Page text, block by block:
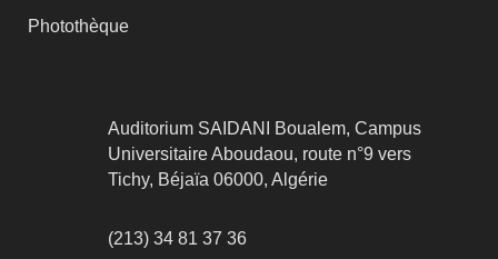
Photothèque
Auditorium SAIDANI Boualem, Campus
Universitaire Aboudaou, route n°9 vers
Tichy, Béjaïa 06000, Algérie
(213) 34 81 37 36